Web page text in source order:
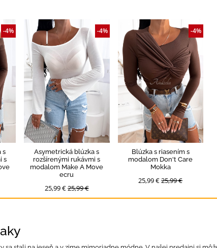
s
s
-4%
Asymetrická blúzka s
rozšírenými rukávmi s
modalom Make A Move
ecru
25,99 €25,99 €
-4%
Blúzka s riasením s
modalom Don't Care
Mokka
25,99 €25,99 €
-4%